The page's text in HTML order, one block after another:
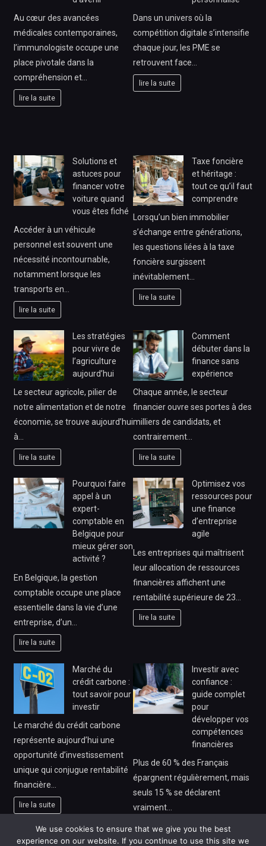
Au cœur des avancées
médicales contemporaines,
l’immunologiste occupe une
place pivotale dans la
compréhension et…
lire la suite
Dans un univers où la
compétition digitale s’intensifie
chaque jour, les PME se
retrouvent face…
lire la suite
Solutions et
astuces pour
financer votre
voiture quand
vous êtes fiché
Accéder à un véhicule
personnel est souvent une
nécessité incontournable,
notamment lorsque les
transports en…
lire la suite
Taxe foncière
et héritage :
tout ce qu’il faut
comprendre
Lorsqu’un bien immobilier
s’échange entre générations,
les questions liées à la taxe
foncière surgissent
inévitablement…
lire la suite
Les stratégies
pour vivre de
l’agriculture
aujourd’hui
Le secteur agricole, pilier de
notre alimentation et de notre
économie, se trouve aujourd’hui
à…
lire la suite
Comment
débuter dans la
finance sans
expérience
Chaque année, le secteur
financier ouvre ses portes à des
milliers de candidats, et
contrairement…
lire la suite
Pourquoi faire
appel à un
expert-
comptable en
Belgique pour
mieux gérer son
activité ?
En Belgique, la gestion
comptable occupe une place
essentielle dans la vie d’une
entreprise, d’un…
lire la suite
Optimisez vos
ressources pour
une finance
d’entreprise
agile
Les entreprises qui maîtrisent
leur allocation de ressources
financières affichent une
rentabilité supérieure de 23…
lire la suite
Marché du
crédit carbone :
tout savoir pour
investir
Le marché du crédit carbone
représente aujourd’hui une
opportunité d’investissement
unique qui conjugue rentabilité
financière…
lire la suite
Investir avec
confiance :
guide complet
pour
développer vos
compétences
financières
Plus de 60 % des Français
épargnent régulièrement, mais
seuls 15 % se déclarent
vraiment…
lire la suite
We use cookies to ensure that we give you the best
experience on our website. If you continue to use this site we